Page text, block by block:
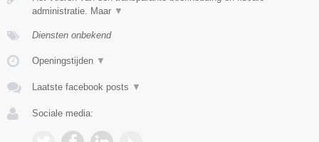
administratie. Maar ▼
Diensten onbekend
Openingstijden ▼
Laatste facebook posts ▼
Sociale media: